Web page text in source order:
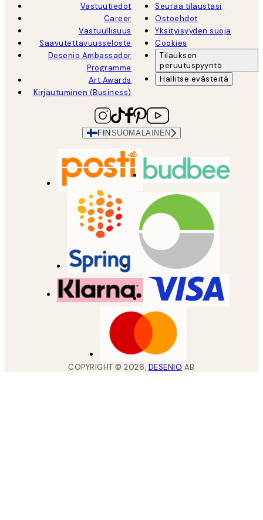
Vastuutiedot
Career
Vastuullisuus
Saavutettavuusseloste
Desenio Ambassador
Programme
Art Awards
Kirjautuminen (Business)
Seuraa tilaustasi
Ostoehdot
Yksityisyyden suoja
Cookies
Tilauksen
peruutuspyyntö
Hallitse evästeitä
FIN SUOMALAINEN
COPYRIGHT ©2026, DESENIO AB